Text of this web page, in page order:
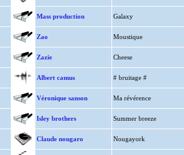
Mass production Galaxy
Zao Moustique
Zazie Cheese
Albert camus # bruitage #
Véronique sanson Ma révérence
Isley brothers Summer breeze
Claude nougaro Nougayork